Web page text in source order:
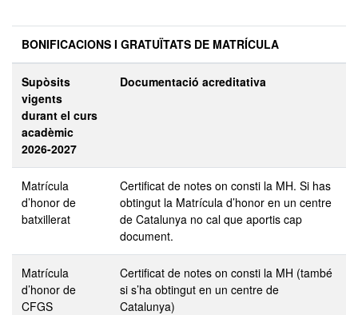
BONIFICACIONS I GRATUÏTATS DE MATRÍCULA
Supòsits
vigents
durant el curs
acadèmic
2026-2027
Documentació acreditativa
Matrícula
d’honor de
batxillerat
Certificat de notes on consti la MH. Si has
obtingut la Matrícula d’honor en un centre
de Catalunya no cal que aportis cap
document.
Matrícula
d’honor de
CFGS
Certificat de notes on consti la MH (també
si s’ha obtingut en un centre de
Catalunya)